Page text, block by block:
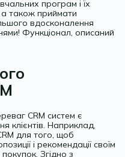
програм і їх
а також приймати
вдосконалення
Функціонал, описаний
CRM систем є
клієнтів. Наприклад,
для того, щоб
і рекомендації своїм
Згідно з